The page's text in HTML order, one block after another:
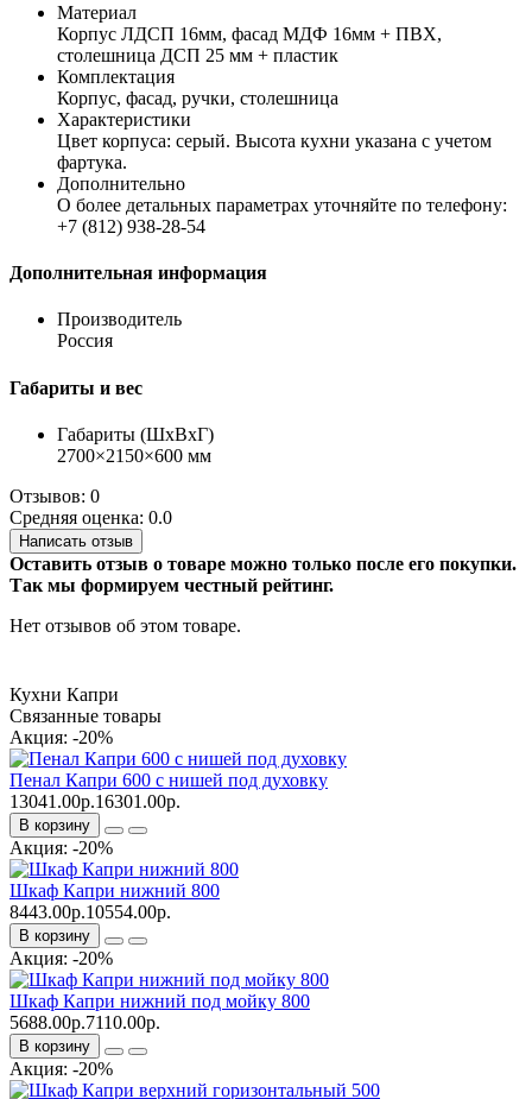
Материал
Корпус ЛДСП 16мм, фасад МДФ 16мм + ПВХ,
столешница ДСП 25 мм + пластик
Комплектация
Корпус, фасад, ручки, столешница
Характеристики
Цвет корпуса: серый. Высота кухни указана с учетом
фартука.
Дополнительно
О более детальных параметрах уточняйте по телефону:
+7 (812) 938-28-54
Дополнительная информация
Производитель
Россия
Габариты и вес
Габариты (ШхВхГ)
2700×2150×600 мм
Отзывов: 0
Средняя оценка: 0.0
Написать отзыв
Оставить отзыв о товаре можно только после его покупки.
Так мы формируем честный рейтинг.
Нет отзывов об этом товаре.
Кухни Капри
Связанные товары
Акция: -20%
Пенал Капри 600 с нишей под духовку
13041.00р.16301.00р.
В корзину
Акция: -20%
Шкаф Капри нижний 800
8443.00р.10554.00р.
В корзину
Акция: -20%
Шкаф Капри нижний под мойку 800
5688.00р.7110.00р.
В корзину
Акция: -20%